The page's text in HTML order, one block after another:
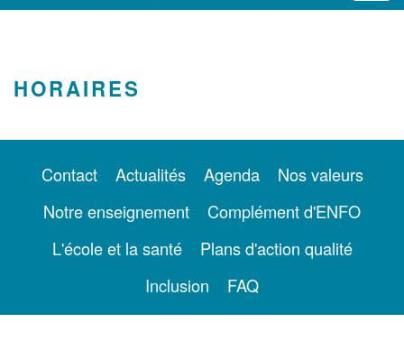
HORAIRES
Contact Actualités Agenda
Nos valeurs
Notre enseignement
Complément d'ENFO
L'école et la santé
Plans d'action qualité
Inclusion
FAQ